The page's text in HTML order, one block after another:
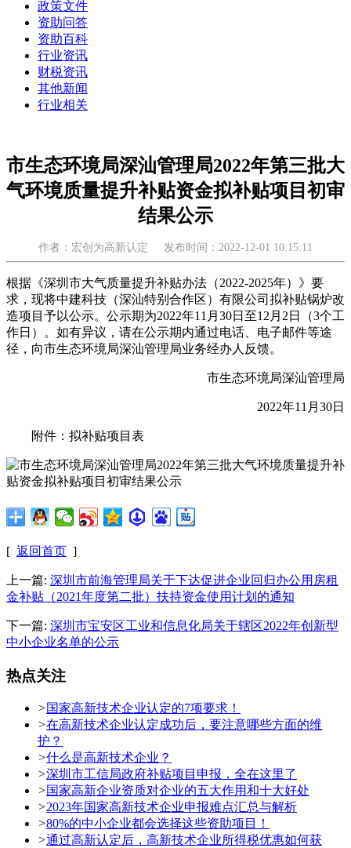
政策文件
资助问答
资助百科
行业资讯
财税资讯
其他新闻
行业相关
市生态环境局深汕管理局2022年第三批大
气环境质量提升补贴资金拟补贴项目初审
结果公示
作者：宏创为高新认定 发布时间：2022-12-01 10:15:11
根据《深圳市大气质量提升补贴办法（2022-2025年）》要
求，现将中建科技（深汕特别合作区）有限公司拟补贴锅炉改
造项目予以公示。公示期为2022年11月30日至12月2日（3个工
作日）。如有异议，请在公示期内通过电话、电子邮件等途
径，向市生态环境局深汕管理局业务经办人反馈。
市生态环境局深汕管理局
2022年11月30日
附件：拟补贴项目表
[ 返回首页 ]
上一篇: 深圳市前海管理局关于下达促进企业回归办公用房租
金补贴（2021年度第二批）扶持资金使用计划的通知
下一篇: 深圳市宝安区工业和信息化局关于辖区2022年创新型
中小企业名单的公示
热点关注
>国家高新技术企业认定的7项要求！
>在高新技术企业认定成功后，要注意哪些方面的维
护？
>什么是高新技术企业？
>深圳市工信局政府补贴项目申报，全在这里了
>国家高新企业资质对企业的五大作用和十大好处
>2023年国家高新技术企业申报难点汇总与解析
>80%的中小企业都会选择这些资助项目！
>通过高新认定后，高新技术企业所得税优惠如何获